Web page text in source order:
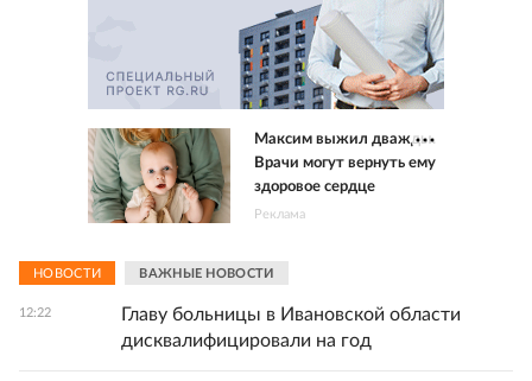
Максим выжил дважды.
Врачи могут вернуть ему
здоровое сердце
Реклама
НОВОСТИ ВАЖНЫЕ НОВОСТИ
12:22
Главу больницы в Ивановской области
дисквалифицировали на год